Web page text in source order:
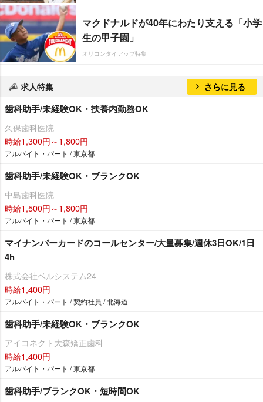
マクドナルドが40年にわたり支える「小学
生の甲子園」
オリコンタイアップ特集
求人特集 さらに見る
歯科助手/未経験OK・扶養内勤務OK
久保歯科医院
時給1,300円～1,800円
アルバイト・パート / 東京都
歯科助手/未経験OK・ブランクOK
中島歯科医院
時給1,500円～1,800円
アルバイト・パート / 東京都
マイナンバーカードのコールセンター/大量募集/週休3日OK/1日
4h
株式会社ベルシステム24
時給1,400円
アルバイト・パート / 契約社員 / 北海道
歯科助手/未経験OK・ブランクOK
アイコネクト大森矯正歯科
時給1,400円
アルバイト・パート / 東京都
歯科助手/ブランクOK・短時間OK